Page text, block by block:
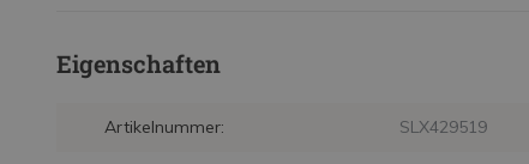
Eigenschaften
Artikelnummer: SLX429519